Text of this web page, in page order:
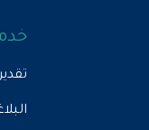
تقدير